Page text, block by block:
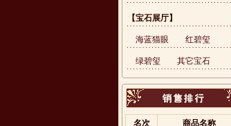
【宝石展厅】
海蓝猫眼 红碧玺
绿碧玺 其它宝石
名次
商品名称